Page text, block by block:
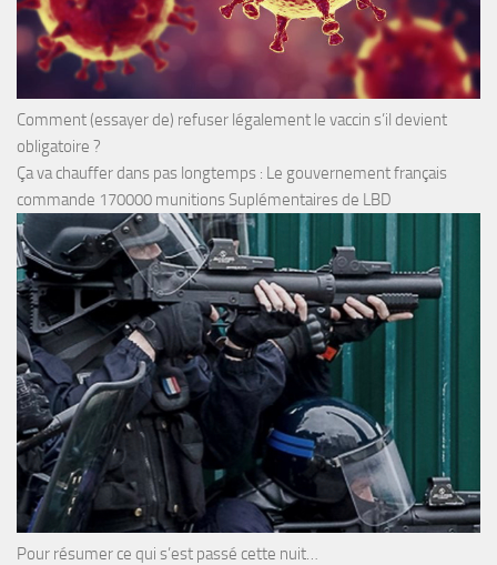
Comment (essayer de) refuser légalement le vaccin s’il devient
obligatoire ?
Ça va chauffer dans pas longtemps : Le gouvernement français
commande 170000 munitions Suplémentaires de LBD
Pour résumer ce qui s’est passé cette nuit…